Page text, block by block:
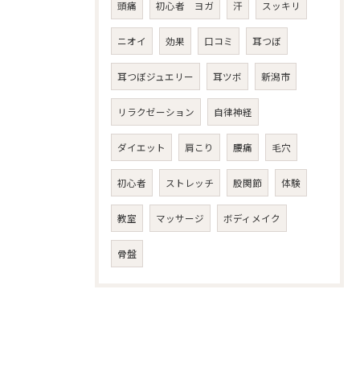
頭痛 初心者 ヨガ 汗 スッキリ
ニオイ 効果 口コミ 耳つぼ
耳つぼジュエリー 耳ツボ 新潟市
リラクゼーション 自律神経
ダイエット 肩こり 腰痛 毛穴
初心者 ストレッチ 股関節 体験
教室 マッサージ ボディメイク
骨盤